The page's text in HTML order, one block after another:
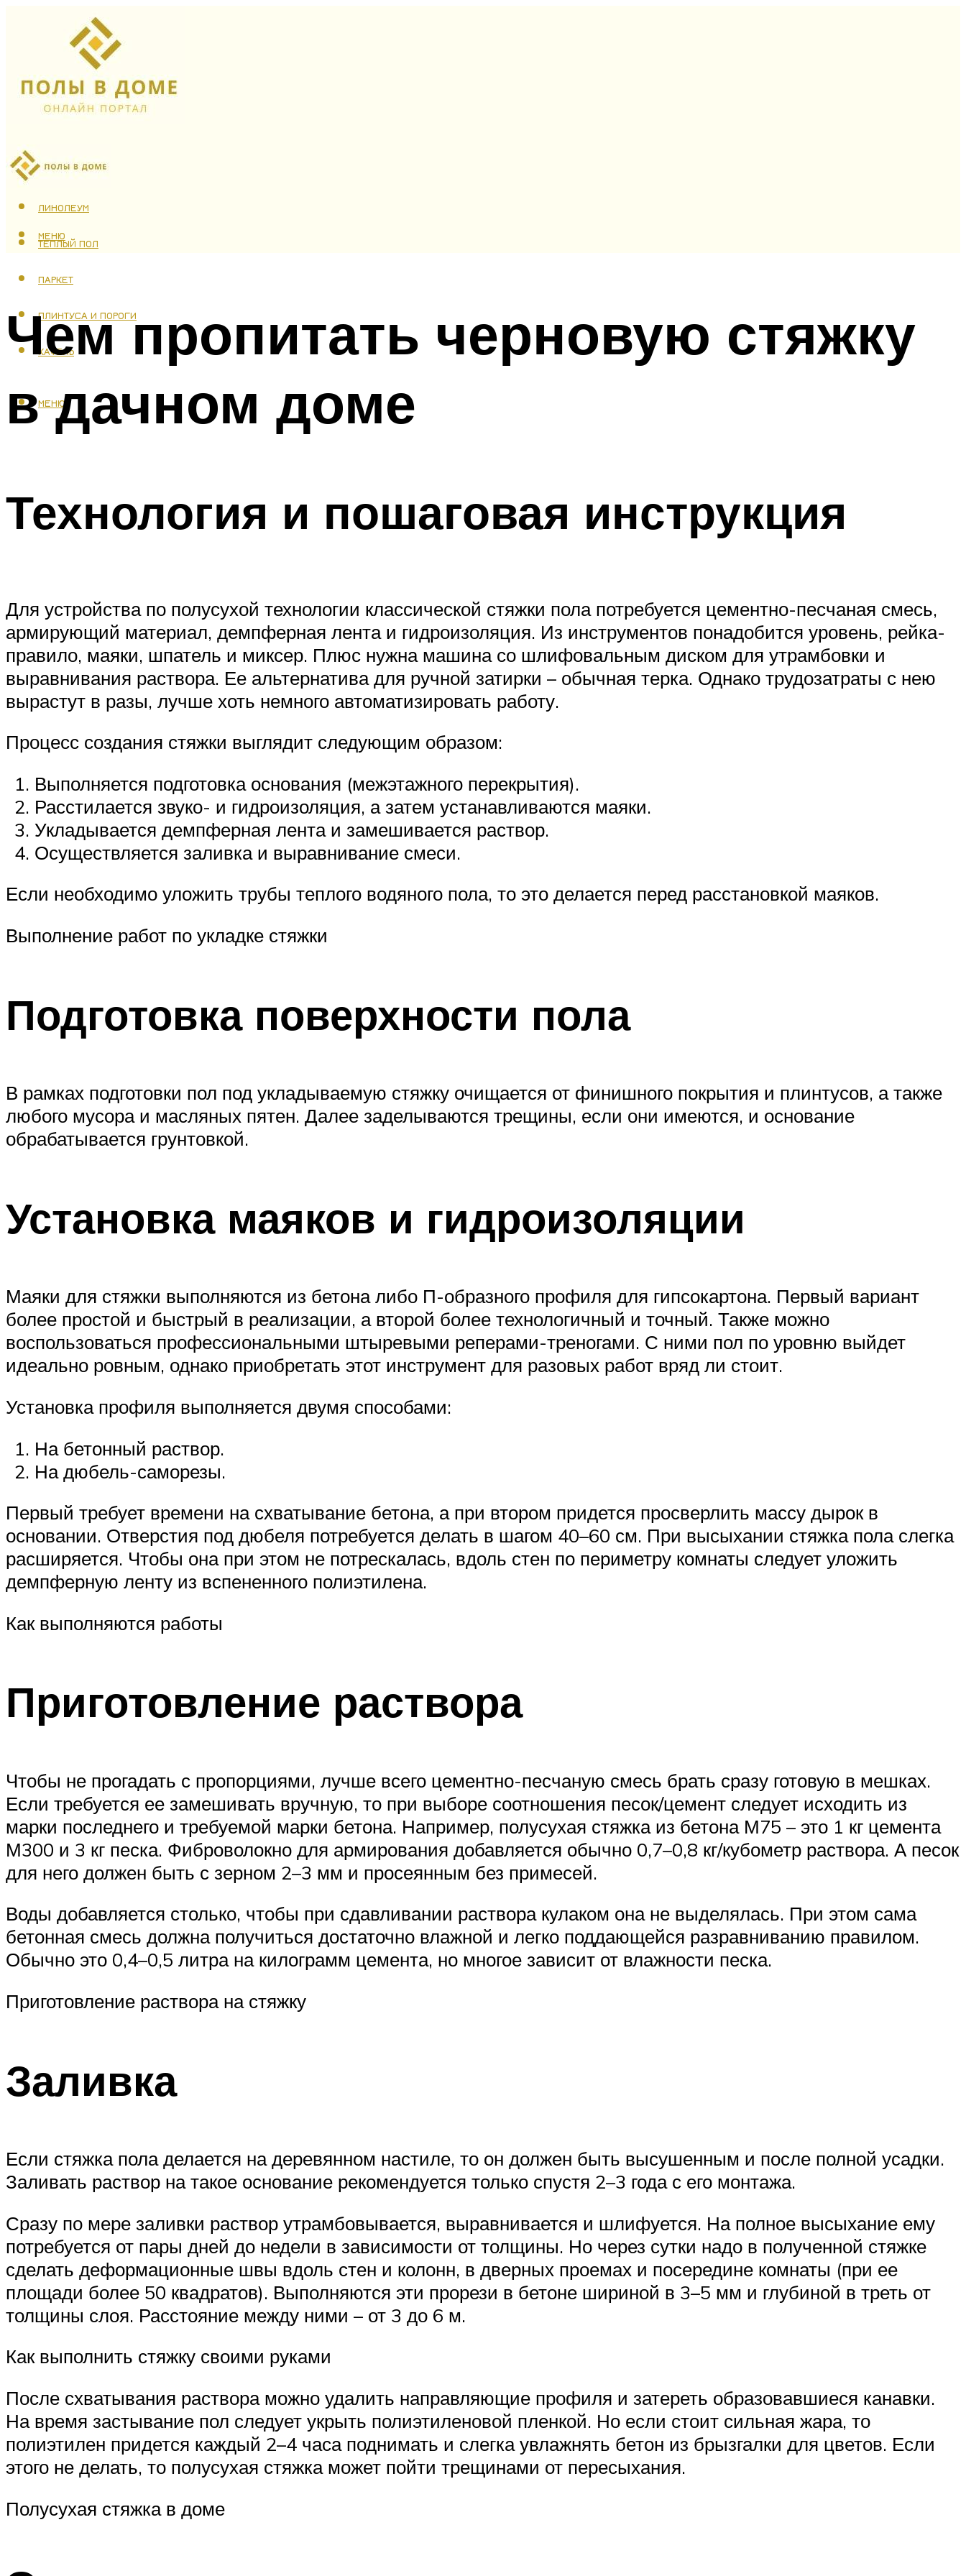
ЛАМИНАТ
ЛИНОЛЕУМ
ТЕПЛЫЙ ПОЛ
ПАРКЕТ
ПЛИНТУСА И ПОРОГИ
КАФЕЛЬ
МЕНЮ
МЕНЮ
Чем пропитать черновую стяжку
в дачном доме
Технология и пошаговая инструкция
Для устройства по полусухой технологии классической стяжки пола потребуется цементно-песчаная смесь,
армирующий материал, демпферная лента и гидроизоляция. Из инструментов понадобится уровень, рейка-
правило, маяки, шпатель и миксер. Плюс нужна машина со шлифовальным диском для утрамбовки и
выравнивания раствора. Ее альтернатива для ручной затирки – обычная терка. Однако трудозатраты с нею
вырастут в разы, лучше хоть немного автоматизировать работу.
Процесс создания стяжки выглядит следующим образом:
Выполняется подготовка основания (межэтажного перекрытия).
Расстилается звуко- и гидроизоляция, а затем устанавливаются маяки.
Укладывается демпферная лента и замешивается раствор.
Осуществляется заливка и выравнивание смеси.
Если необходимо уложить трубы теплого водяного пола, то это делается перед расстановкой маяков.
Выполнение работ по укладке стяжки
Подготовка поверхности пола
В рамках подготовки пол под укладываемую стяжку очищается от финишного покрытия и плинтусов, а также
любого мусора и масляных пятен. Далее заделываются трещины, если они имеются, и основание
обрабатывается грунтовкой.
Установка маяков и гидроизоляции
Маяки для стяжки выполняются из бетона либо П-образного профиля для гипсокартона. Первый вариант
более простой и быстрый в реализации, а второй более технологичный и точный. Также можно
воспользоваться профессиональными штыревыми реперами-треногами. С ними пол по уровню выйдет
идеально ровным, однако приобретать этот инструмент для разовых работ вряд ли стоит.
Установка профиля выполняется двумя способами:
На бетонный раствор.
На дюбель-саморезы.
Первый требует времени на схватывание бетона, а при втором придется просверлить массу дырок в
основании. Отверстия под дюбеля потребуется делать в шагом 40–60 см. При высыхании стяжка пола слегка
расширяется. Чтобы она при этом не потрескалась, вдоль стен по периметру комнаты следует уложить
демпферную ленту из вспененного полиэтилена.
Как выполняются работы
Приготовление раствора
Чтобы не прогадать с пропорциями, лучше всего цементно-песчаную смесь брать сразу готовую в мешках.
Если требуется ее замешивать вручную, то при выборе соотношения песок/цемент следует исходить из
марки последнего и требуемой марки бетона. Например, полусухая стяжка из бетона М75 – это 1 кг цемента
М300 и 3 кг песка. Фиброволокно для армирования добавляется обычно 0,7–0,8 кг/кубометр раствора. А песок
для него должен быть с зерном 2–3 мм и просеянным без примесей.
Воды добавляется столько, чтобы при сдавливании раствора кулаком она не выделялась. При этом сама
бетонная смесь должна получиться достаточно влажной и легко поддающейся разравниванию правилом.
Обычно это 0,4–0,5 литра на килограмм цемента, но многое зависит от влажности песка.
Приготовление раствора на стяжку
Заливка
Если стяжка пола делается на деревянном настиле, то он должен быть высушенным и после полной усадки.
Заливать раствор на такое основание рекомендуется только спустя 2–3 года с его монтажа.
Сразу по мере заливки раствор утрамбовывается, выравнивается и шлифуется. На полное высыхание ему
потребуется от пары дней до недели в зависимости от толщины. Но через сутки надо в полученной стяжке
сделать деформационные швы вдоль стен и колонн, в дверных проемах и посередине комнаты (при ее
площади более 50 квадратов). Выполняются эти прорези в бетоне шириной в 3–5 мм и глубиной в треть от
толщины слоя. Расстояние между ними – от 3 до 6 м.
Как выполнить стяжку своими руками
После схватывания раствора можно удалить направляющие профиля и затереть образовавшиеся канавки.
На время застывание пол следует укрыть полиэтиленовой пленкой. Но если стоит сильная жара, то
полиэтилен придется каждый 2–4 часа поднимать и слегка увлажнять бетон из брызгалки для цветов. Если
этого не делать, то полусухая стяжка может пойти трещинами от пересыхания.
Полусухая стяжка в доме